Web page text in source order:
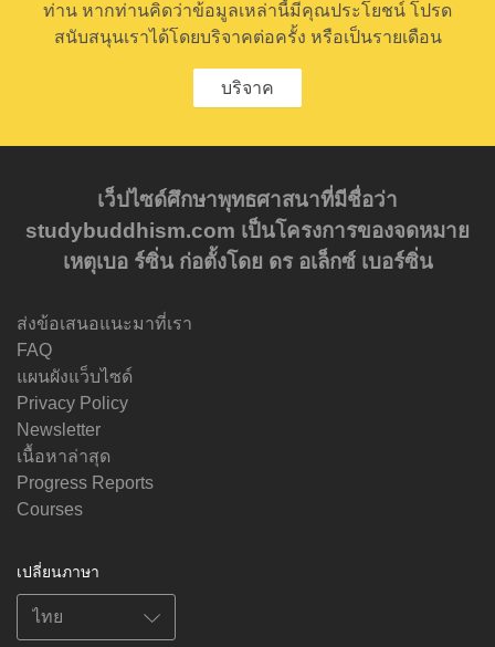
ท่าน หากท่านคิดว่าข้อมูลเหล่านี้มีคุณประโยชน์ โปรด
สนับสนุนเราได้โดยบริจาคต่อครั้ง หรือเป็นรายเดือน
บริจาค
เว็ปไซด์ศึกษาพุทธศาสนาที่มีชื่อว่า
studybuddhism.com เป็นโครงการของจดหมาย
เหตุเบอ ร์ซิ่น ก่อตั้งโดย ดร อเล็กซ์ เบอร์ซิ่น
ส่งข้อเสนอแนะมาที่เรา
FAQ
แผนผังแว็บไซด์
Privacy Policy
Newsletter
เนื้อหาล่าสุด
Progress Reports
Courses
เปลี่ยนภาษา